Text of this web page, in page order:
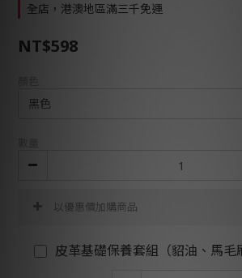
全店，港澳地區滿三千免運
NT$598
以優惠價加購商品
皮革基礎保養套組（貂油、馬毛